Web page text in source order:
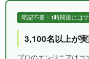
暗記不要・1時間後には
3,100名以上が
プロのエンジニアはコ